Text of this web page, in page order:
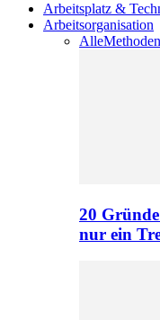
Arbeitsplatz &
Arbeitsorganisation
AlleMethoden
20
nur ein